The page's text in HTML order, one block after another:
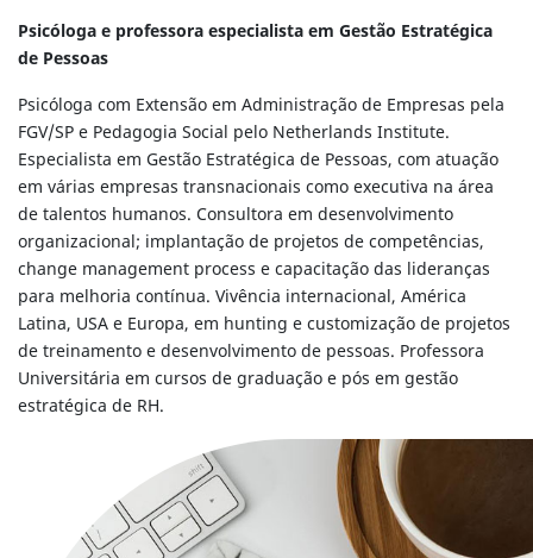
Psicóloga e professora especialista em Gestão Estratégica
de Pessoas
Psicóloga com Extensão em Administração de Empresas pela
FGV/SP e Pedagogia Social pelo Netherlands Institute.
Especialista em Gestão Estratégica de Pessoas, com atuação
em várias empresas transnacionais como executiva na área
de talentos humanos. Consultora em desenvolvimento
organizacional; implantação de projetos de competências,
change management process e capacitação das lideranças
para melhoria contínua. Vivência internacional, América
Latina, USA e Europa, em hunting e customização de projetos
de treinamento e desenvolvimento de pessoas. Professora
Universitária em cursos de graduação e pós em gestão
estratégica de RH.